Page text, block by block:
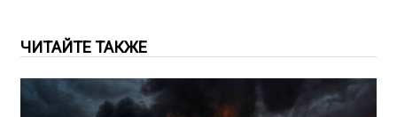
ЧИТАЙТЕ ТАКЖЕ